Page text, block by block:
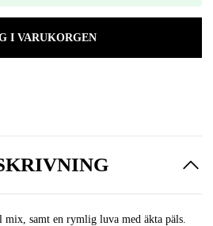
I VARUKORGEN
samt en rymlig luva med äkta päls.